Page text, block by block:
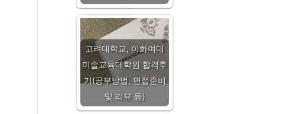
고려대학교, 이화여대
미술교육대학원 합격후
기(공부방법, 면접준비
및 리뷰 등)